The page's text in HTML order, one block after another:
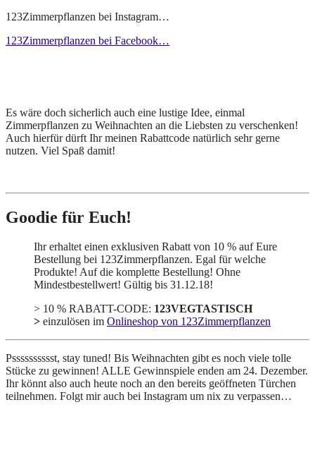
123Zimmerpflanzen bei Instagram…
123Zimmerpflanzen bei Facebook…
Es wäre doch sicherlich auch eine lustige Idee, einmal
Zimmerpflanzen zu Weihnachten an die Liebsten zu verschenken!
Auch hierfür dürft Ihr meinen Rabattcode natürlich sehr gerne
nutzen. Viel Spaß damit!
Goodie für Euch!
Ihr erhaltet einen exklusiven Rabatt von 10 % auf Eure
Bestellung bei 123Zimmerpflanzen. Egal für welche
Produkte! Auf die komplette Bestellung! Ohne
Mindestbestellwert! Gültig bis 31.12.18!
> 10 % RABATT-CODE: 123VEGTASTISCH
> einzulösen im Onlineshop von 123Zimmerpflanzen
Psssssssssst, stay tuned! Bis Weihnachten gibt es noch viele tolle
Stücke zu gewinnen! ALLE Gewinnspiele enden am 24. Dezember.
Ihr könnt also auch heute noch an den bereits geöffneten Türchen
teilnehmen. Folgt mir auch bei Instagram um nix zu verpassen…